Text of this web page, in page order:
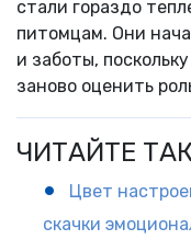
стали гораздо
питомцам. Они
и заботы,
заново оценить
ЧИТАЙТЕ
Цвет
скачки